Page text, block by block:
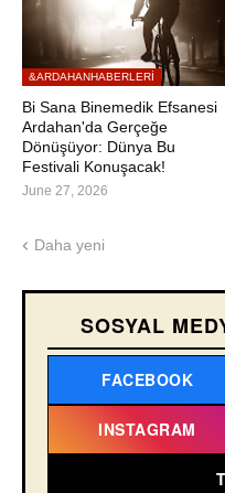
&ARDAHANHABERLERI
Bi Sana Binemedik Efsanesi
Ardahan'da Gerçeğe
Dönüşüyor: Dünya Bu
Festivali Konuşacak!
June 27, 2026
Daha yeni
SOSYAL
FACEBOOK
INSTAGRAM